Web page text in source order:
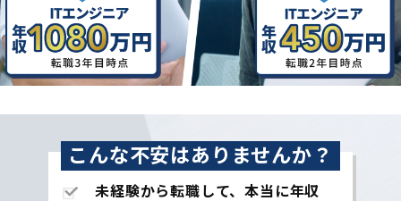
こんな不安はありませんか？
未経験から転職して、本当に年収